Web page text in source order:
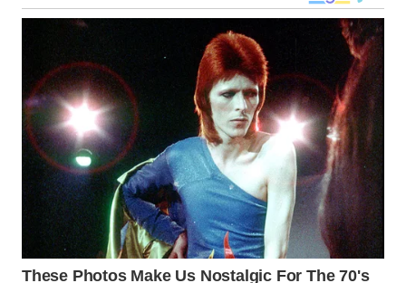
WN
JOGJA
WN
JATIM
BALI